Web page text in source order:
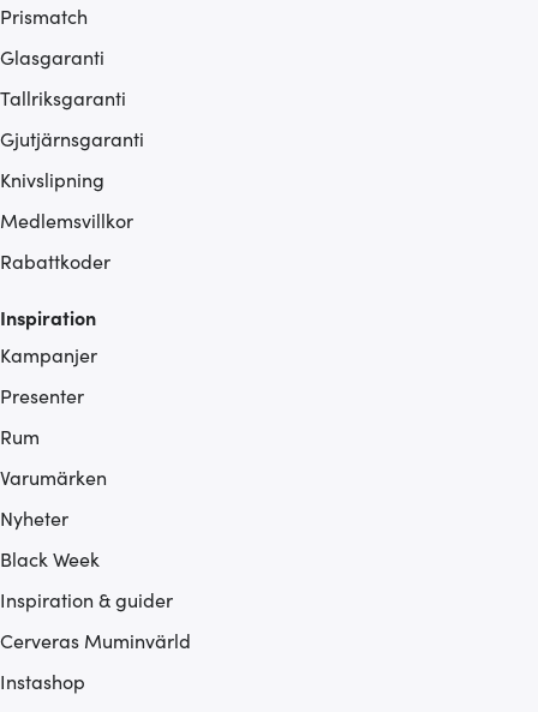
Prismatch
Glasgaranti
Tallriksgaranti
Gjutjärnsgaranti
Knivslipning
Medlemsvillkor
Rabattkoder
Inspiration
Kampanjer
Presenter
Rum
Varumärken
Nyheter
Black Week
Inspiration & guider
Cerveras Muminvärld
Instashop